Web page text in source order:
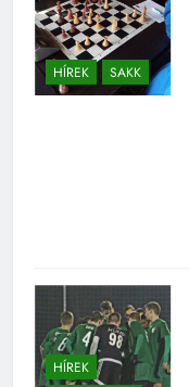
HÍREK SAKK
HÍREK